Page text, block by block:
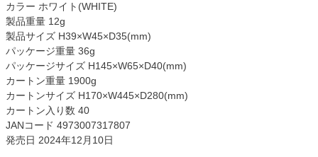
カラー ホワイト(WHITE)
製品重量 12g
製品サイズ H39×W45×D35(mm)
パッケージ重量 36g
パッケージサイズ H145×W65×D40(mm)
カートン重量 1900g
カートンサイズ H170×W445×D280(mm)
カートン入り数 40
JANコード 4973007317807
発売日 2024年12月10日